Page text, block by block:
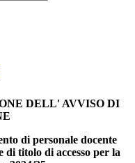
DELL' AVVISO DI
di personale docente
titolo di accesso per la